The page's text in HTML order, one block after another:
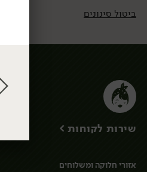
ביטול סינונים
שירות לקוחות >
אזורי חלוקה ומשלוחים